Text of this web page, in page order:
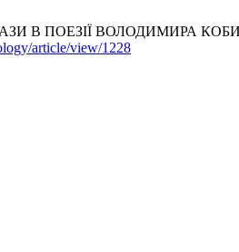
В ПОЕЗІЇ ВОЛОДИМИРА
article/view/1228